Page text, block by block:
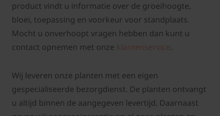
product vindt u informatie over de groeihoogte,
bloei, toepassing en voorkeur voor standplaats.
Mocht u onverhoopt vragen hebben dan kunt u
contact opnemen met onze klantenservice.
Wij leveren onze planten met een eigen
gespecialiseerde bezorgdienst. De planten ontvangt
u altijd binnen de aangegeven levertijd. Daarnaast